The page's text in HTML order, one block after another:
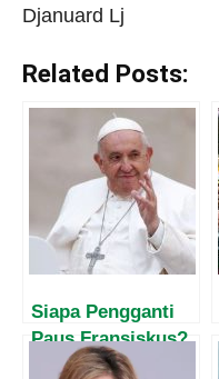
Djanuard Lj
Related Posts:
Siapa Pengganti
Paus Fransiskus?
Berikut